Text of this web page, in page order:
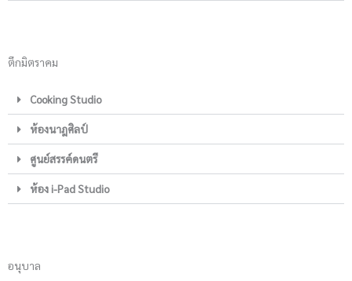
ตึกมิตราคม
Cooking Studio
ห้องนาฎศิลป์
ศูนย์สรรค์ดนตรี
ห้อง i-Pad Studio
อนุบาล